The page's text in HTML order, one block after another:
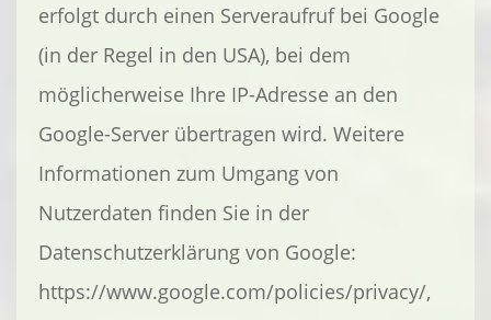
erfolgt durch einen Serveraufruf bei Google
(in der Regel in den USA), bei dem
möglicherweise Ihre IP-Adresse an den
Google-Server übertragen wird. Weitere
Informationen zum Umgang von
Nutzerdaten finden Sie in der
Datenschutzerklärung von Google:
https://www.google.com/policies/privacy/,